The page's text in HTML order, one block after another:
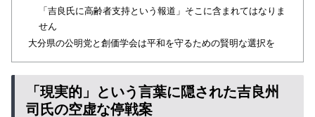
「吉良氏に高齢者支持という報道」そこに含まれてはなりま
せん
大分県の公明党と創価学会は平和を守るための賢明な選択を
「現実的」という言葉に隠された吉良州
司氏の空虚な停戦案